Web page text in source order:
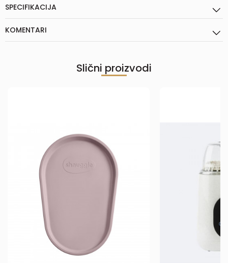
SPECIFIKACIJA
KOMENTARI
Slični proizvodi